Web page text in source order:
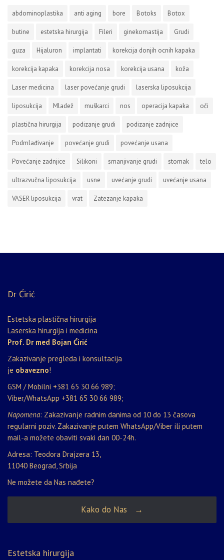
abdominoplastika anti aging bore Botoks Botox
butine estetska hirurgija Fileri ginekomastija Grudi
guza Hijaluron implantati korekcija donjih ocnih kapaka
korekcija kapaka korekcija nosa korekcija usana koža
Laser medicina laser povećanje grudi laserska liposukcija
liposukcija Mladež muškarci nos operacija kapaka oči
plastična hirurgija podizanje grudi podizanje zadnjice
Podmlađivanje povećanje grudi povećanje usana
Povećanje zadnjice Silikoni smanjivanje grudi stomak telo
ultrazvučna liposukcija usne uvećanje grudi uvećanje usana
VASER liposukcija vrat Zatezanje kapaka
Dr Ćirić
Estetska plastična hirurgija
Laserska hirurgija i medicina
Prof. Dr med Bojan Ćirić
Zakazivanje pregleda i konsultacija
je obavezno!
GSM / Mobilni +381 65 30 66 989;
Viber/WhatsApp +381 65 30 66 989;
Napomena: Zakazivanje radnim danima od 10 do 13 časova
regularni poziv. Zakazivanje putem WhatsApp/Viber ili putem
mail-a možete obaviti svaki dan 00-24h.
Adresa: Teodora Drajzera 13,
11040 Beograd, Srbija
Ne možete da Nas nađete?
Kako do Nas →
Estetska hirurgija